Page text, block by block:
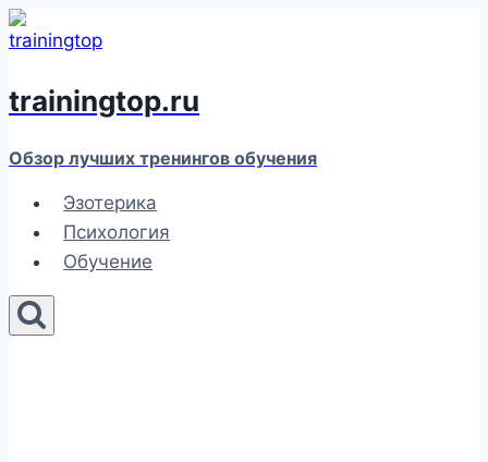
Перейти
к
trainingtop.ru
Обзор лучших тренингов обучения
Эзотерика
Психология
Обучение